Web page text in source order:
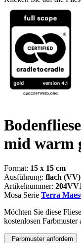
mid warm
Format: 15 x 15 cm
Ausführung: flach (VV)
Artikelnummer:
Mosa Serie Terra
Möchten Sie diese
kostenlosen Farbmuster
Farbmuster anfordern